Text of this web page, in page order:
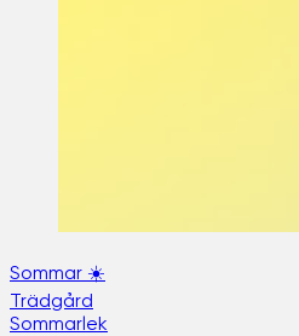
Sommar ☀️
Trädgård
Sommarlek